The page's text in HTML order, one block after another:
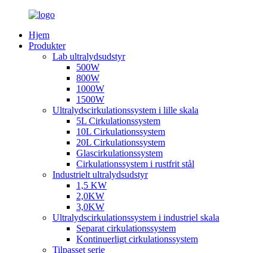
Hjem
Produkter
Lab ultralydsudstyr
500W
800W
1000W
1500W
Ultralydscirkulationssystem i lille skala
5L Cirkulationssystem
10L Cirkulationssystem
20L Cirkulationssystem
Glascirkulationssystem
Cirkulationssystem i rustfrit stål
Industrielt ultralydsudstyr
1,5 KW
2,0KW
3,0KW
Ultralydscirkulationssystem i industriel skala
Separat cirkulationssystem
Kontinuerligt cirkulationssystem
Tilpasset serie